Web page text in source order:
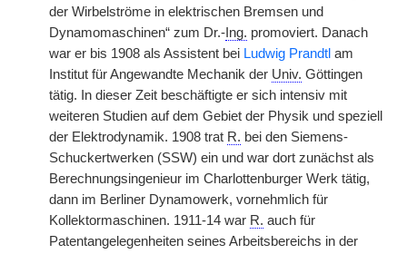
der Wirbelströme in elektrischen Bremsen und
Dynamomaschinen“ zum Dr.- Ing. promoviert. Danach
war er bis 1908 als Assistent bei Ludwig Prandtl am
Institut für Angewandte Mechanik der Univ. Göttingen
tätig. In dieser Zeit beschäftigte er sich intensiv mit
weiteren Studien auf dem Gebiet der Physik und speziell
der Elektrodynamik. 1908 trat R. bei den Siemens-
Schuckertwerken (SSW) ein und war dort zunächst als
Berechnungsingenieur im Charlottenburger Werk tätig,
dann im Berliner Dynamowerk, vornehmlich für
Kollektormaschinen. 1911-14 war R. auch für
Patentangelegenheiten seines Arbeitsbereichs in der